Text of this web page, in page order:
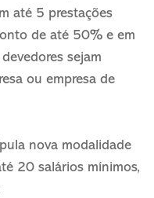
até 5 prestações
de até 50% e em
sejam
ou empresa de
nova modalidade
20 salários mínimos,